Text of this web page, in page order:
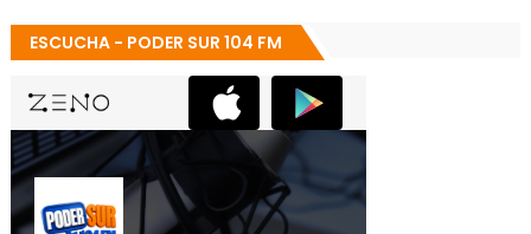
ESCUCHA - PODER SUR 104 FM